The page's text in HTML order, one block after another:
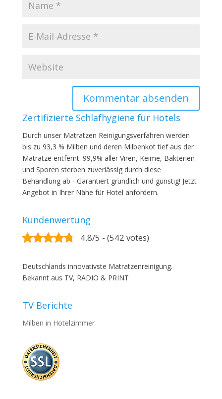
Zertifizierte Schlafhygiene für Hotels
Durch unser Matratzen Reinigungsverfahren werden
bis zu 93,3 % Milben und deren Milbenkot tief aus der
Matratze entfernt. 99,9% aller Viren, Keime, Bakterien
und Sporen sterben zuverlässig durch diese
Behandlung ab - Garantiert gründlich und günstig! Jetzt
Angebot in Ihrer Nähe für Hotel anfordern.
Kundenwertung
4.8/5 - (542 votes)
Deutschlands innovativste Matratzenreinigung.
Bekannt aus TV, RADIO & PRINT
TV Berichte
Milben in Hotelzimmer